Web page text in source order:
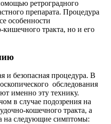
ретроградного
препарата. Процедура
особенности
тракта, но и его
и безопасная процедура. В
обследования
именно эту технику.
в случае подозрения на
кошечного тракта, а
на следующие симптомы: